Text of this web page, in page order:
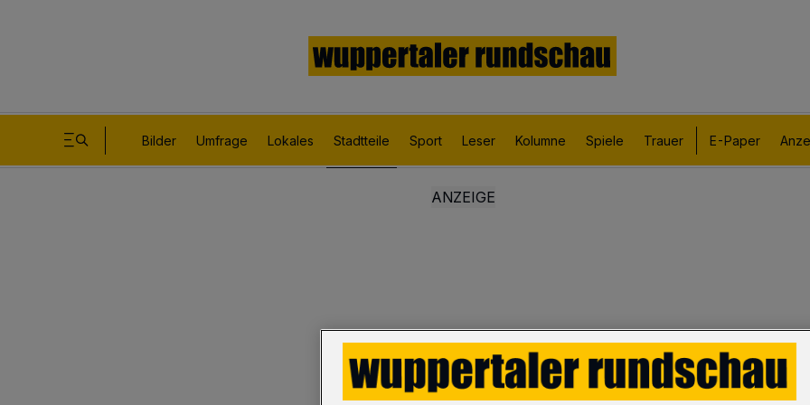
Bilder Umfrage Lokales Stadtteile Sport Leser Kolumne Spiele Trauer E-Paper